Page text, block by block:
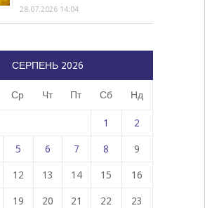
28.07.2026 14:04
СЕРПЕНЬ 2026
Ср Чт Пт Сб Нд
1 2
5 6 7 8 9
12 13 14 15 16
19 20 21 22 23